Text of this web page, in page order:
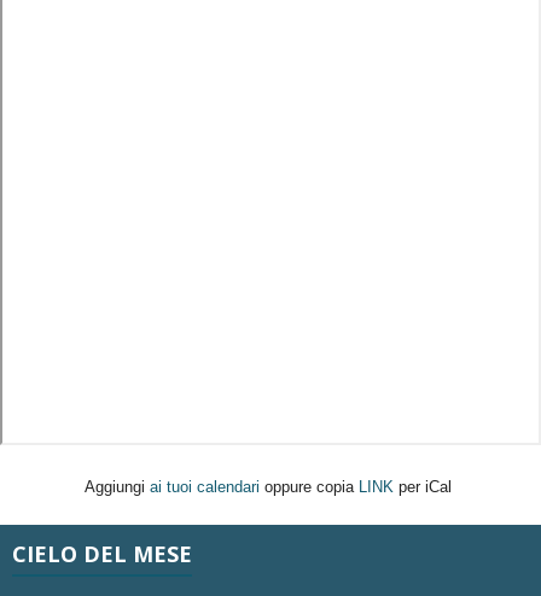
Aggiungi ai tuoi calendari oppure copia LINK per iCal
CIELO DEL MESE